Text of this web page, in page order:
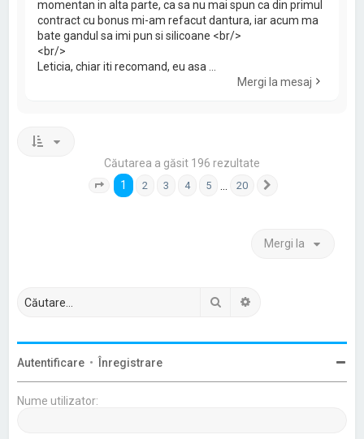
momentan in alta parte, ca sa nu mai spun ca din primul
contract cu bonus mi-am refacut dantura, iar acum ma
bate gandul sa imi pun si silicoane <br/>
<br/>
Leticia, chiar iti recomand, eu asa ...
Mergi la mesaj
Căutarea a găsit 196 rezultate
Pagina 1din20
1 2 3 4 5 20
Mergi la
Căutare
Autentificare • Înregistrare
Nume utilizator: